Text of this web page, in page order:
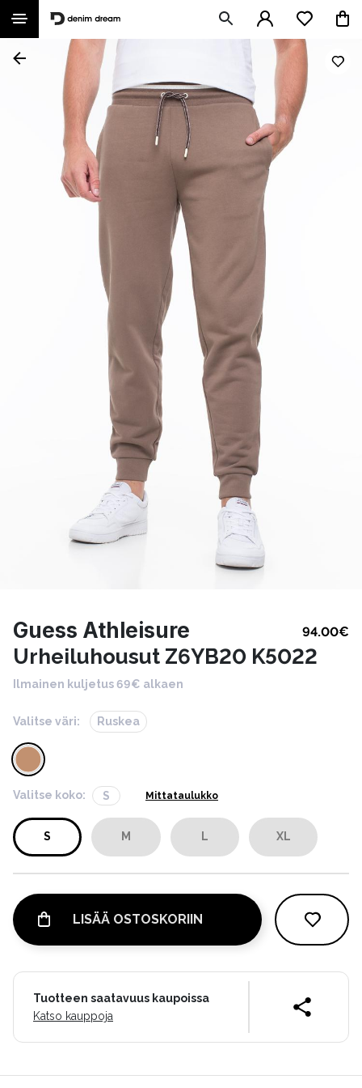
Guess Athleisure 94.00€
Urheiluhousut Z6YB20 K5022
Ilmainen kuljetus 69€ alkaen
Valitse väri: Ruskea
Valitse koko: S Mittataulukko
S M L XL
LISÄÄ OSTOSKORIIN
Tuotteen saatavuus kaupoissa
Katso kauppoja